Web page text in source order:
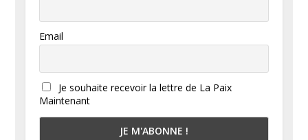
Email
Je souhaite recevoir la lettre de La Paix
Maintenant